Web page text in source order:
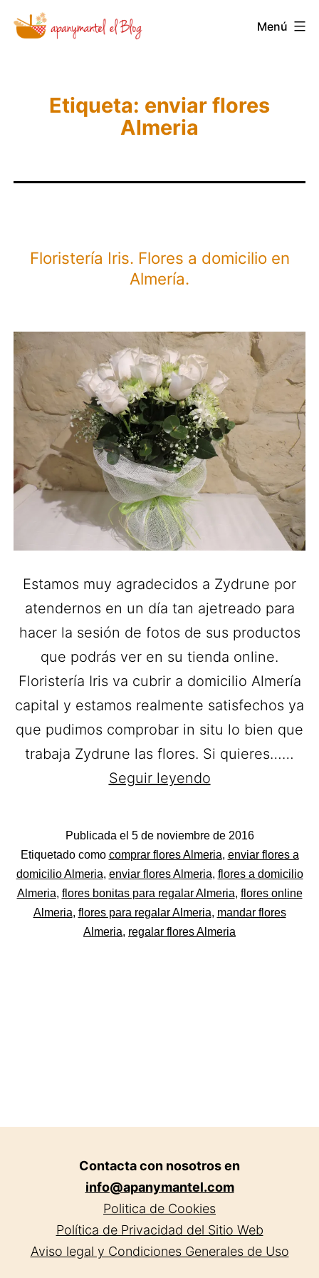
Saltar
Novedades
Menú
Etiqueta: enviar flores
Almeria
Floristería Iris. Flores a domicilio en
Almería.
Estamos muy agradecidos a Zydrune por
atendernos en un día tan ajetreado para
hacer la sesión de fotos de sus productos
que podrás ver en su tienda online.
Floristería Iris va cubrir a domicilio Almería
capital y estamos realmente satisfechos ya
que pudimos comprobar in situ lo bien que
trabaja Zydrune las flores. Si quieres……
Seguir leyendoFloristería
a
domicilio
en
Almería.
Publicada el 5 de noviembre de 2016
Categorizado
como
Flores
Etiquetado como comprar flores Almeria, enviar flores a
domicilio Almeria, enviar flores Almeria, flores a domicilio
Almeria, flores bonitas para regalar Almeria, flores online
Almeria, flores para regalar Almeria, mandar flores
Almeria, regalar flores Almeria
Contacta con nosotros en
info@apanymantel.com
Politica de Cookies
Política de Privacidad del Sitio Web
Aviso legal y Condiciones Generales de Uso